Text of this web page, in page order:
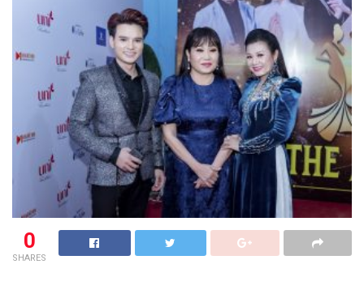
0
SHARES